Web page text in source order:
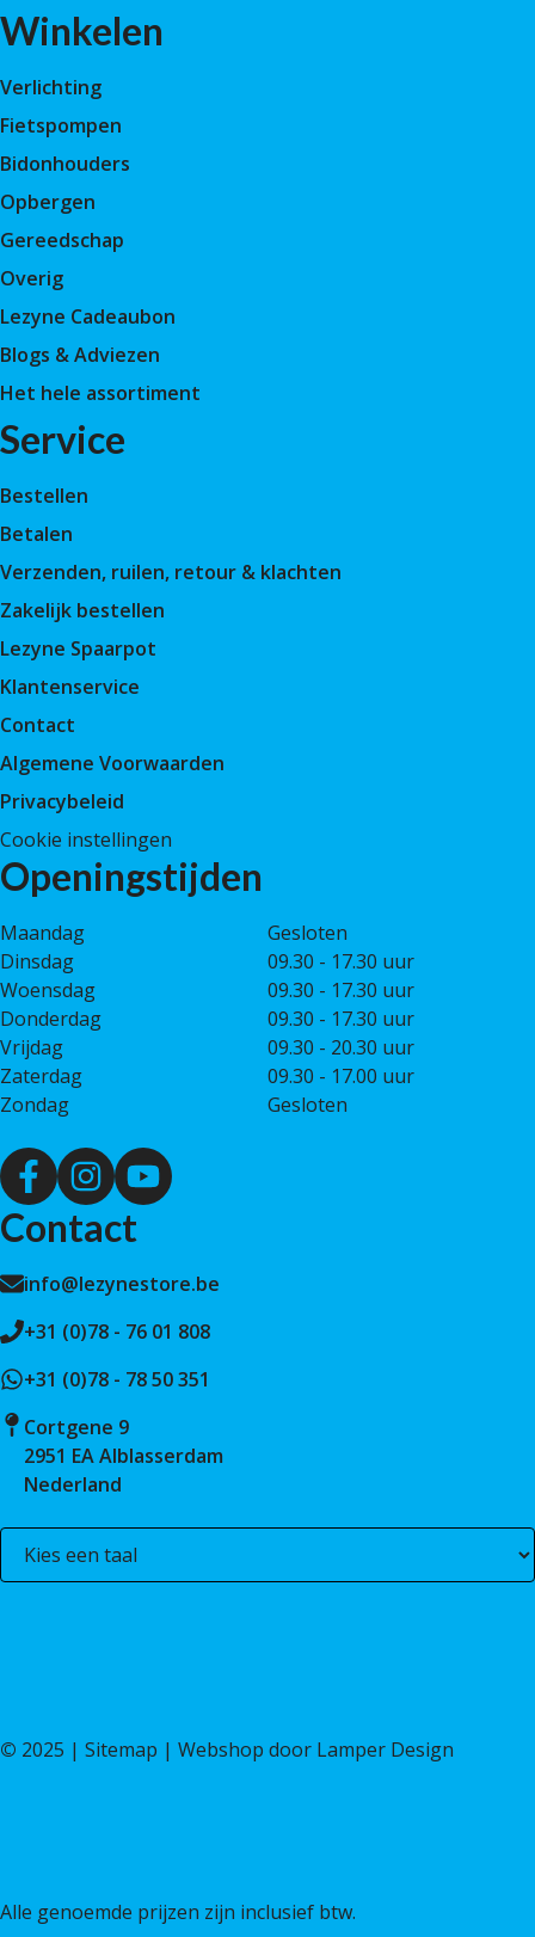
Winkelen
Verlichting
Fietspompen
Bidonhouders
Opbergen
Gereedschap
Overig
Lezyne Cadeaubon
Blogs & Adviezen
Het hele assortiment
Service
Bestellen
Betalen
Verzenden, ruilen, retour & klachten
Zakelijk bestellen
Lezyne Spaarpot
Klantenservice
Contact
Algemene Voorwaarden
Privacybeleid
Cookie instellingen
Openingstijden
Maandag
Gesloten
Dinsdag
09.30 - 17.30 uur
Woensdag
09.30 - 17.30 uur
Donderdag
09.30 - 17.30 uur
Vrijdag
09.30 - 20.30 uur
Zaterdag
09.30 - 17.00 uur
Zondag
Gesloten
Contact
info@lezynestore.be
+31 (0)78 - 76 01 808
+31 (0)78 - 78 50 351
Cortgene 9
2951 EA Alblasserdam
Nederland
© 2025 | Sitemap | Webshop door Lamper Design
Alle genoemde prijzen zijn inclusief btw.